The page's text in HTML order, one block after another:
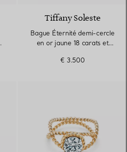
Tiffany Soleste
Bague Éternité demi-cercle
en or jaune 18 carats et
€ 3.500